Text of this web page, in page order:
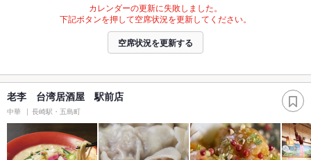
カレンダーの更新に失敗しました。
下記ボタンを押して空席状況を更新してください。
空席状況を更新する
老李 台湾居酒屋 駅前店
中華 長崎駅・五島町